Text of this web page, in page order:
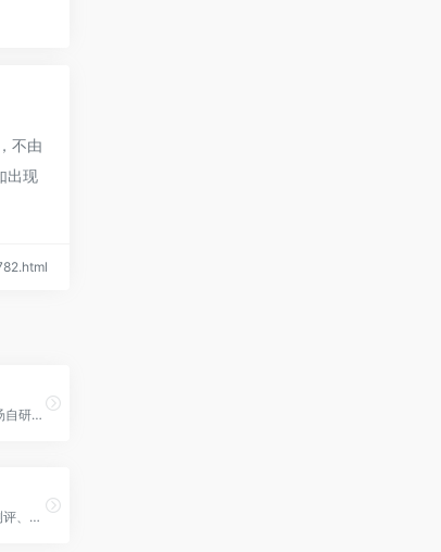
不由
出现
小浣熊家族是基于商汤自研大语言模型的AI助手，提供代码小浣熊AI助手、办公小浣熊AI助手两大功能模块
AI职业规划、AI职业测评、定制测评、AI工具等多样化职业类AI服务。